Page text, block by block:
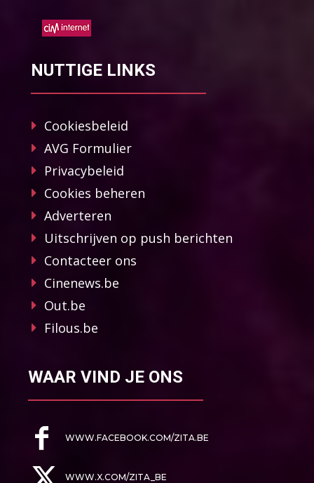
NUTTIGE LINKS
Cookiesbeleid
AVG Formulier
Privacybeleid
Cookies beheren
Adverteren
Uitschrijven op push berichten
Contacteer ons
Cinenews.be
Out.be
Filous.be
WAAR VIND JE ONS
WWW.FACEBOOK.COM/ZITA.BE
WWW.X.COM/ZITA_BE